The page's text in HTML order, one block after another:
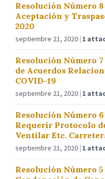
Resolución Número 8
Aceptación y
2020
septiembre 21, 2020 1
Resolución Número 7
de Acuerdos
COVID-19
septiembre 21, 2020 1
Resolución Número 6
Requerir Protocolo
Ventilar Etc.
septiembre 21, 2020 1
Resolución Número 5